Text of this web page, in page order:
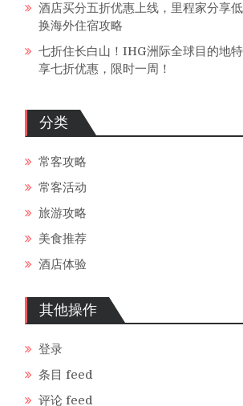
酒店买分五折优惠上线，里程家分享
换海外住宿攻略
七折住长白山！IHG洲际全球目的地
享七折优惠，限时一周！
分类
常客攻略
常客活动
旅游攻略
美食推荐
酒店体验
其他操作
登录
条目 feed
评论 feed